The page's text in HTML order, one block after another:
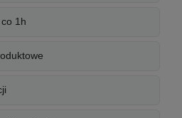
1h